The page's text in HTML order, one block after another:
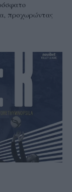
προχωρώντας